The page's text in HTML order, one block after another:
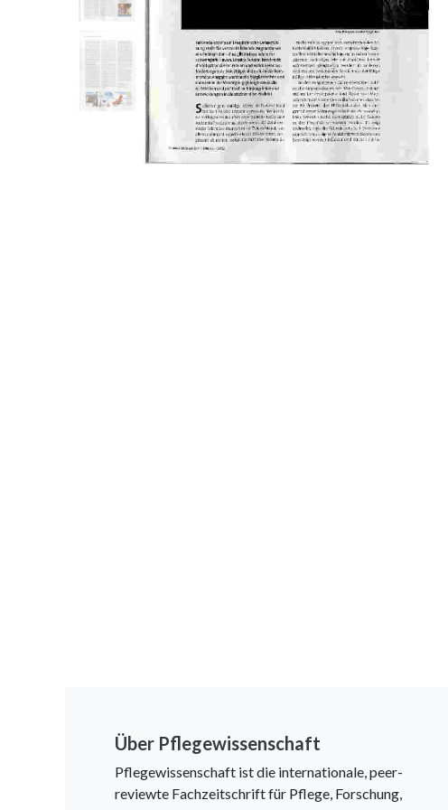
Über Pflegewissenschaft
Pflegewissenschaft ist die internationale, peer-
reviewte Fachzeitschrift für Pflege, Forschung,